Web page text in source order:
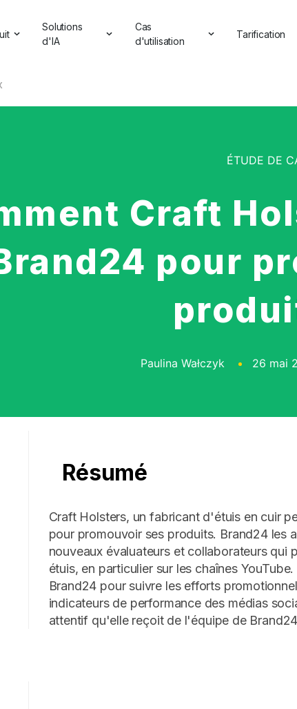
professionnels
Solutions
d'IA
Cas
d'utilisation
Rapports complets
Recherche de hashtag
Tarification
ÉTUDE DE
Craft
pour
Paulina Wałczyk 26 mai
Résumé
Craft Holsters, un fabricant d'étuis en cuir
pour promouvoir ses produits. Brand24 les
nouveaux évaluateurs et collaborateurs qui
étuis, en particulier sur les chaînes
Brand24 pour suivre les efforts
indicateurs de performance des médias
attentif qu'elle reçoit de l'équipe de